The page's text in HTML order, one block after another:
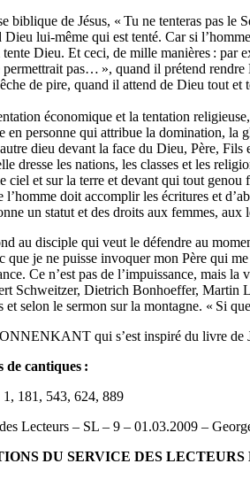
de Jésus, « Tu ne tenteras pas le
Dieu lui-même qui est tenté. Car si
tente Dieu. Et ceci, de mille manières : par
pas… », quand il prétend rendre
de pire, quand il attend de Dieu tout et
économique et la tentation
en personne qui attribue la domination, la
dieu devant la face du Dieu, Père, Fils
dresse les nations, les classes et les
ciel et sur la terre et devant qui tout
l’homme doit accomplir les écritures et
un statut et des droits aux femmes,
au disciple qui veut le défendre au
que je ne puisse invoquer mon Père qui
Ce n’est pas de l’impuissance, mais
Schweitzer, Dietrich Bonhoeffer, Martin
et selon le sermon sur la montagne. « Si
qui s’est inspiré du livre de
de cantiques :
181, 543, 624, 889
Lecteurs – SL – 9 – 01.03.2009 –
DU SERVICE DES LECTEURS